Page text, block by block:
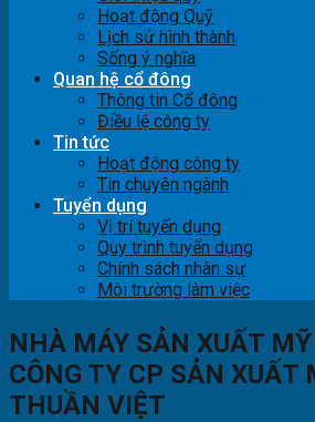
Hoạt động Quỹ
Lịch sử hình thành
Sống ý nghĩa
Quan hệ cổ đông
Thông tin Cổ đông
Điều lệ công ty
Tin tức
Hoạt động công ty
Tin chuyên ngành
Tuyển dụng
Vị trí tuyển dụng
Quy trình tuyển dụng
Chính sách nhân sự
Môi trường làm việc
NHÀ MÁY SẢN XUẤT
CÔNG TY CP SẢN XUẤT
THUẦN VIỆT